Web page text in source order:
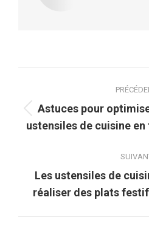
article
Astuces pour
ustensiles de cuisine
:
Les ustensiles de
réaliser des plats